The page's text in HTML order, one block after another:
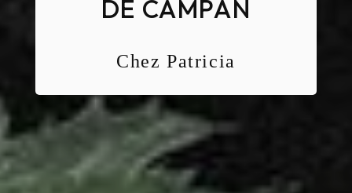
DE CAMPAN
Chez Patricia